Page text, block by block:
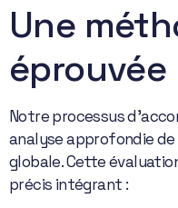
Une
éprouvée
Notre processus
analyse approfondie
globale. Cette
précis intégrant :